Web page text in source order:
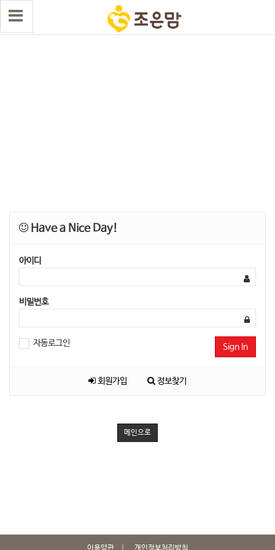
Have a Nice Day!
아이디
비밀번호
자동로그인 Sign In
회원가입 정보찾기
메인으로
이용약관 개인정보처리방침